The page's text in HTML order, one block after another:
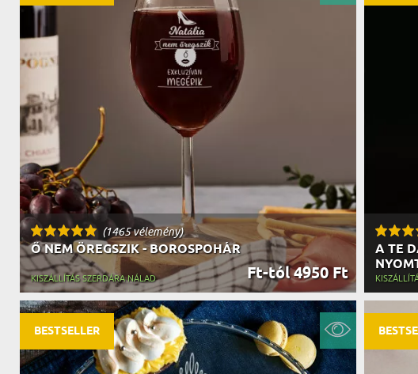
(1465 vélemény)
Ő NEM ÖREGSZIK - BOROSPOHÁR
Ft-tól 4950 Ft
KISZÁLLÍTÁS SZERDÁRA NÁLAD
A TE
BESTSELLER